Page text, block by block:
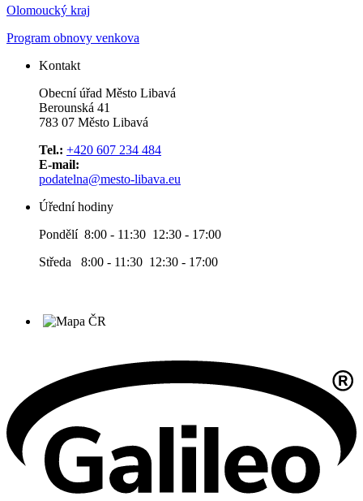
Olomoucký kraj
Program obnovy venkova
Kontakt
Obecní úřad Město Libavá
Berounská 41
783 07 Město Libavá
Tel.: +420 607 234 484
E-mail:
podatelna@mesto-libava.eu
Úřední hodiny
Pondělí 8:00 - 11:30 12:30 - 17:00
Středa 8:00 - 11:30 12:30 - 17:00